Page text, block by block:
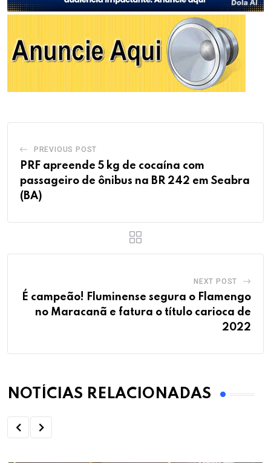
PREVIOUS POST
PRF apreende 5 kg de cocaína com
passageiro de ônibus na BR 242 em Seabra
(BA)
NEXT POST
É campeão! Fluminense segura o Flamengo
no Maracanã e fatura o título carioca de
2022
NOTÍCIAS RELACIONADAS